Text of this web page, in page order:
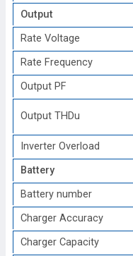
Output
Rate Voltage
Rate Frequency
Output PF
Output THDu
Inverter Overload
Battery
Battery number
Charger Accuracy
Charger Capacity